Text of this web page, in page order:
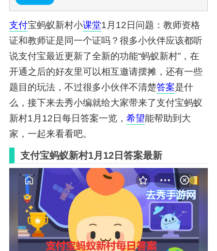
支付宝蚂蚁新村小课堂1月12日问题：教师资格
证和教师证是同一个证吗？很多小伙伴应该都听
说支付宝最近更新了全新的功能“蚂蚁新村”，在
开通之后的好友里可以相互邀请摆摊，还有一些
题目的玩法，不过很多小伙伴不清楚答案是什
么，接下来去秀小编就给大家带来了支付宝蚂蚁
新村1月12日每日答案一览， 希望能帮助到大
家，一起来看看吧。
支付宝蚂蚁新村1月12日答案最新